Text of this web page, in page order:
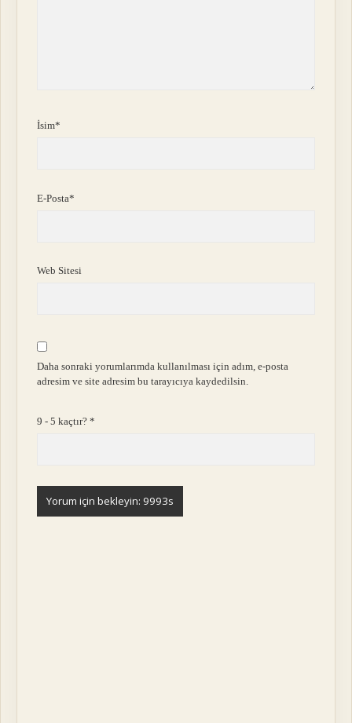
İsim*
E-Posta*
Web Sitesi
Daha sonraki yorumlarımda kullanılması için adım, e-posta
adresim ve site adresim bu tarayıcıya kaydedilsin.
9 - 5 kaçtır?*